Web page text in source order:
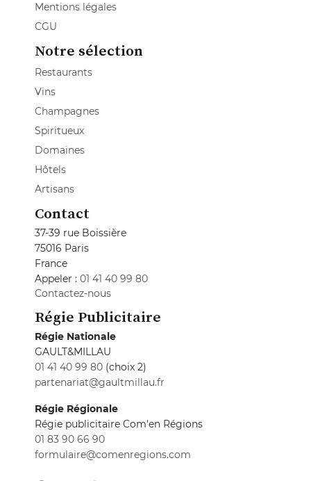
Mentions légales
CGU
Notre sélection
Restaurants
Vins
Champagnes
Spiritueux
Domaines
Hôtels
Artisans
Contact
37-39 rue Boissière
75016 Paris
France
Appeler : 01 41 40 99 80
Contactez-nous
Régie Publicitaire
Régie Nationale
GAULT&MILLAU
01 41 40 99 80 (choix 2)
partenariat@gaultmillau.fr
Régie Régionale
Régie publicitaire Com'en Régions
01 83 90 66 90
formulaire@comenregions.com